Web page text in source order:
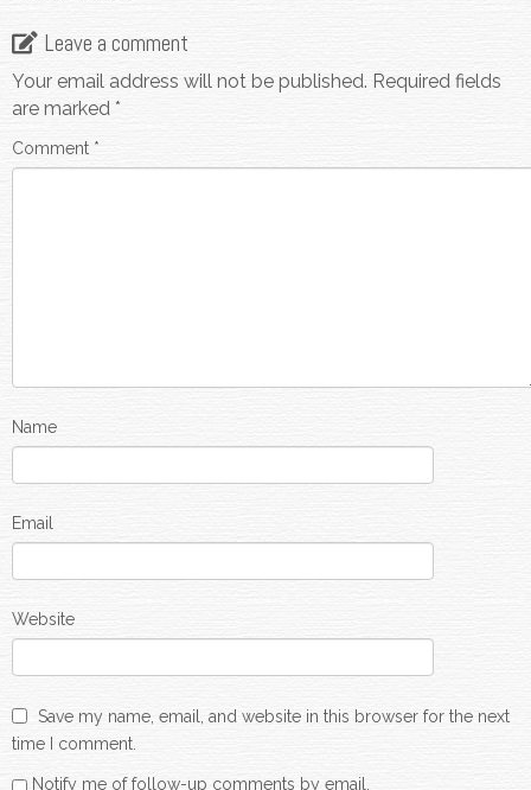
Leave a comment
Your email address will not be published. Required fields
are marked *
Comment *
Name
Email
Website
Save my name, email, and website in this browser for the next
time I comment.
Notify me of follow-up comments by email.